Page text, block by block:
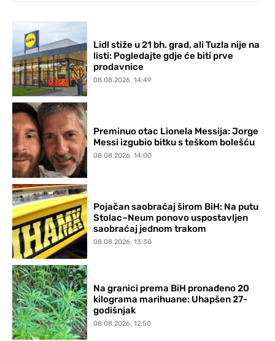
Lidl stiže u 21 bh. grad, ali Tuzla nije na
listi: Pogledajte gdje će biti prve
prodavnice
08.08.2026. 14:49
Preminuo otac Lionela Messija: Jorge
Messi izgubio bitku s teškom bolešću
08.08.2026. 14:00
Pojačan saobraćaj širom BiH: Na putu
Stolac–Neum ponovo uspostavljen
saobraćaj jednom trakom
08.08.2026. 13:30
Na granici prema BiH pronađeno 20
kilograma marihuane: Uhapšen 27-
godišnjak
08.08.2026. 12:50